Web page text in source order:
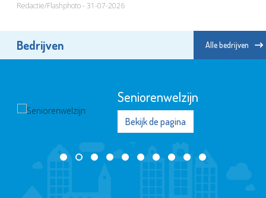
Redactie/Flashphoto - 31-07-2026
Bedrijven Alle bedrijven
Seniorenwelzijn
Bekijk de pagina